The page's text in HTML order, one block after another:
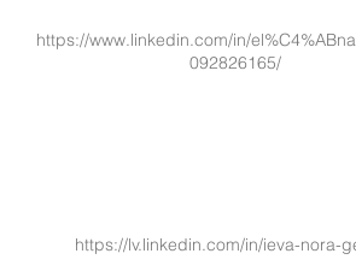
https://www.linkedin.com/in/
092826165/
https://lv.linkedin.com/in/ieva-nora-